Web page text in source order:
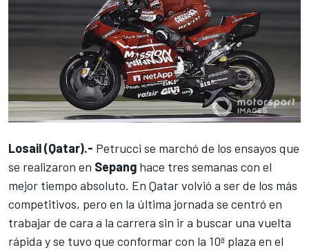
Losail (Qatar).- Petrucci se marchó de los ensayos que
se realizaron en Sepang hace tres semanas con el
mejor tiempo absoluto. En Qatar volvió a ser de los más
competitivos, pero en la última jornada se centró en
trabajar de cara a la carrera sin ir a buscar una vuelta
rápida y se tuvo que conformar con la 10ª plaza en el